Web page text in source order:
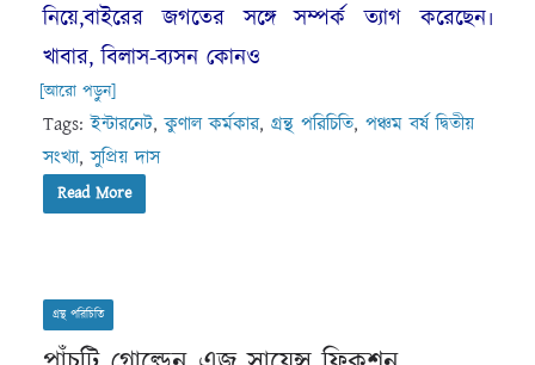
নিয়ে,বাইরের জগতের সঙ্গে সম্পর্ক ত্যাগ করেছেন৷
খাবার, বিলাস-ব্যসন কোনও
[আরো পড়ুন]
Tags:ইন্টারনেট,কুণাল কর্মকার, গ্রন্থ পরিচিতি, পঞ্চম বর্ষ দ্বিতীয়
সংখ্যা,সুপ্রিয় দাস
Read More
গ্রন্থ পরিচিতি